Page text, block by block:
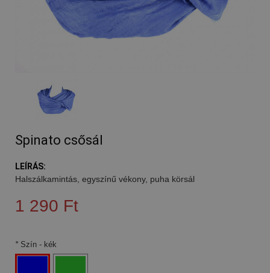
Spinato csősál
LEÍRÁS:
Halszálkamintás, egyszínű vékony, puha körsál
1 290 Ft
* Szín - kék